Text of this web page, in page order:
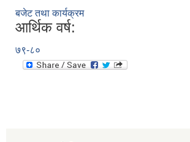
बजेट तथा कार्यक्रम
आर्थिक वर्ष:
७९-८०